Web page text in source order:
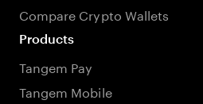
Compare Crypto Wallets
Products
Tangem Pay
Tangem Mobile